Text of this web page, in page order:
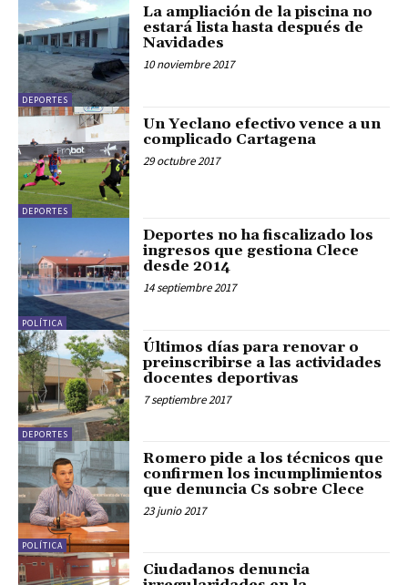
DEPORTES
La ampliación de la piscina no
estará lista hasta después de
Navidades
10 noviembre 2017
DEPORTES
Un Yeclano efectivo vence a un
complicado Cartagena
29 octubre 2017
POLÍTICA
Deportes no ha fiscalizado los
ingresos que gestiona Clece
desde 2014
14 septiembre 2017
DEPORTES
Últimos días para renovar o
preinscribirse a las actividades
docentes deportivas
7 septiembre 2017
POLÍTICA
Romero pide a los técnicos que
confirmen los incumplimientos
que denuncia Cs sobre Clece
23 junio 2017
Ciudadanos denuncia